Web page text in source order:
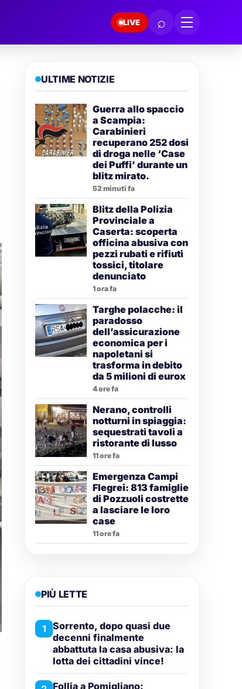
LIVE ⌕
ULTIME NOTIZIE
Guerra allo spaccio
a Scampia:
Carabinieri
recuperano 252 dosi
di droga nelle ‘Case
dei Puffi’ durante un
blitz mirato.
52 minuti fa
Blitz della Polizia
Provinciale a
Caserta: scoperta
officina abusiva con
pezzi rubati e rifiuti
tossici, titolare
denunciato
1 ora fa
Targhe polacche: il
paradosso
dell’assicurazione
economica per i
napoletani si
trasforma in debito
da 5 milioni di eurox
4 ore fa
Nerano, controlli
notturni in spiaggia:
sequestrati tavoli a
ristorante di lusso
11 ore fa
Emergenza Campi
Flegrei: 813 famiglie
di Pozzuoli costrette
a lasciare le loro
case
11 ore fa
PIÙ LETTE
1 Sorrento, dopo quasi due
decenni finalmente
abbattuta la casa abusiva: la
lotta dei cittadini vince!
Follia a Pomigliano: